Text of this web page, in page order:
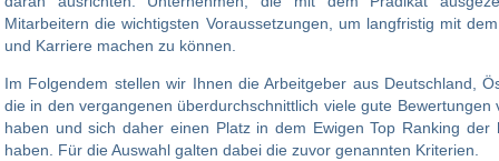
Mitarbeitern die wichtigsten Voraussetzungen, um langfristig mit
und Karriere machen zu können.
Im Folgendem stellen wir Ihnen die Arbeitgeber aus Deutschland,
die in den vergangenen überdurchschnittlich viele gute
haben und sich daher einen Platz in dem Ewigen Top Ranking der
haben. Für die Auswahl galten dabei die zuvor genannten Kriterien.